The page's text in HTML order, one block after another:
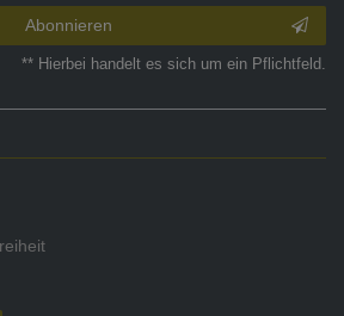
Abonnieren
** Hierbei handelt es sich um ein Pflichtfeld.